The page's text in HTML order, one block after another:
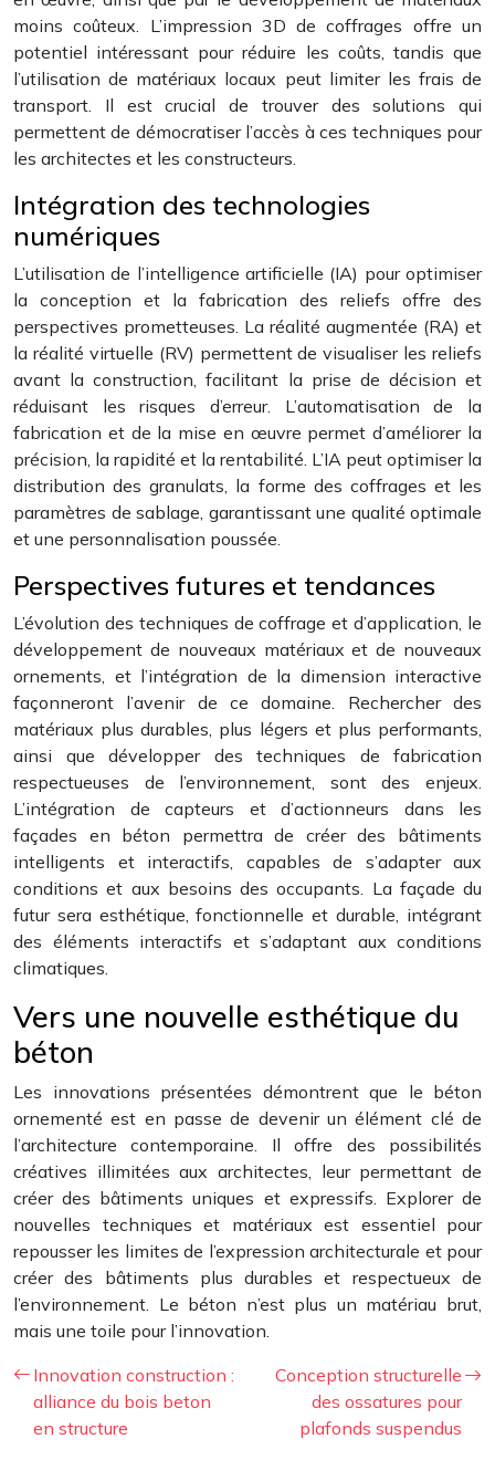
moins coûteux. L’impression 3D de coffrages offre un
potentiel intéressant pour réduire les coûts, tandis que
l’utilisation de matériaux locaux peut limiter les frais de
transport. Il est crucial de trouver des solutions qui
permettent de démocratiser l’accès à ces techniques pour
les architectes et les constructeurs.
Intégration des technologies
numériques
L’utilisation de l’intelligence artificielle (IA) pour optimiser
la conception et la fabrication des reliefs offre des
perspectives prometteuses. La réalité augmentée (RA) et
la réalité virtuelle (RV) permettent de visualiser les reliefs
avant la construction, facilitant la prise de décision et
réduisant les risques d’erreur. L’automatisation de la
fabrication et de la mise en œuvre permet d’améliorer la
précision, la rapidité et la rentabilité. L’IA peut optimiser la
distribution des granulats, la forme des coffrages et les
paramètres de sablage, garantissant une qualité optimale
et une personnalisation poussée.
Perspectives futures et tendances
L’évolution des techniques de coffrage et d’application, le
développement de nouveaux matériaux et de nouveaux
ornements, et l’intégration de la dimension interactive
façonneront l’avenir de ce domaine. Rechercher des
matériaux plus durables, plus légers et plus performants,
ainsi que développer des techniques de fabrication
respectueuses de l’environnement, sont des enjeux.
L’intégration de capteurs et d’actionneurs dans les
façades en béton permettra de créer des bâtiments
intelligents et interactifs, capables de s’adapter aux
conditions et aux besoins des occupants. La façade du
futur sera esthétique, fonctionnelle et durable, intégrant
des éléments interactifs et s’adaptant aux conditions
climatiques.
Vers une nouvelle esthétique du
béton
Les innovations présentées démontrent que le béton
ornementé est en passe de devenir un élément clé de
l’architecture contemporaine. Il offre des possibilités
créatives illimitées aux architectes, leur permettant de
créer des bâtiments uniques et expressifs. Explorer de
nouvelles techniques et matériaux est essentiel pour
repousser les limites de l’expression architecturale et pour
créer des bâtiments plus durables et respectueux de
l’environnement. Le béton n’est plus un matériau brut,
mais une toile pour l’innovation.
Innovation construction :
alliance du bois beton
en structure
Conception structurelle
des ossatures pour
plafonds suspendus